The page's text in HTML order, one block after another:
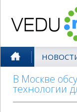
В Москве
технологии